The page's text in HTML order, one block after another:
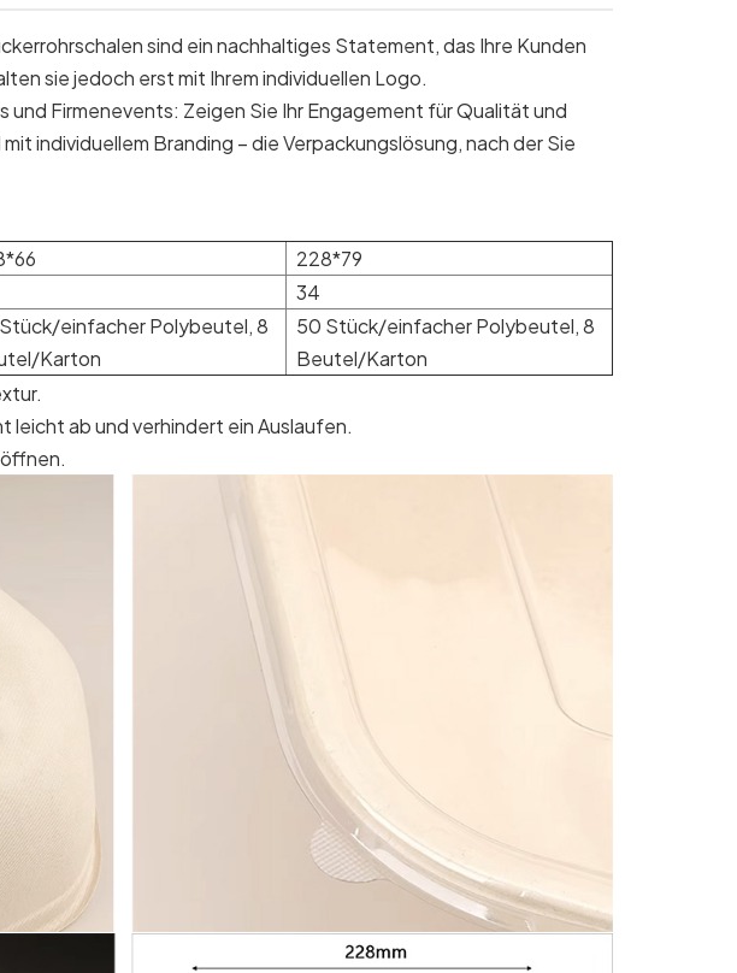
sind ein nachhaltiges Statement, das Ihre Kunden
sie jedoch erst mit Ihrem individuellen Logo.
und Firmenevents: Zeigen Sie Ihr Engagement für Qualität und
individuellem Branding – die Verpackungslösung, nach der Sie
228*79
34
einfacher Polybeutel, 8
Karton
50 Stück/einfacher Polybeutel, 8
Beutel/Karton
leicht ab und verhindert ein Auslaufen.